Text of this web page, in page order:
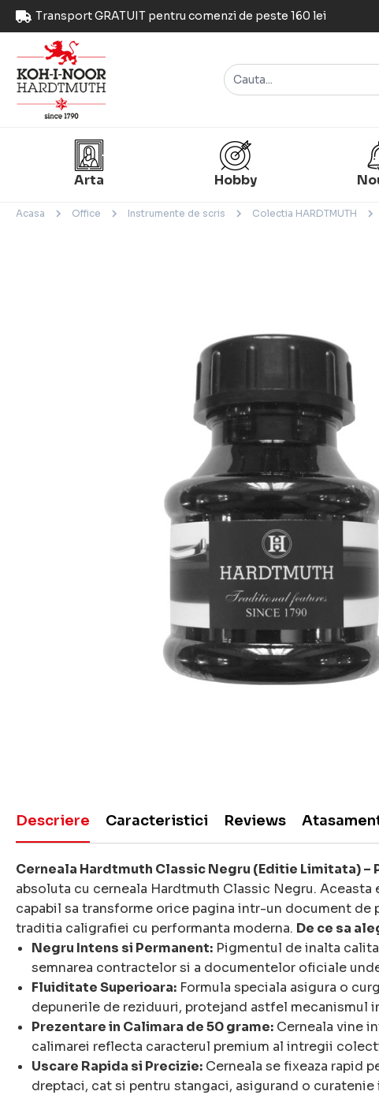
Transport GRATUIT pentru comenzi de peste 160 lei
Arta Hobby
Acasa Office Instrumente de scris Colectia HARDTMUTH
Descriere Caracteristici Reviews
Cerneala Hardtmuth Classic Negru (Editie Limitata)
absoluta cu cerneala Hardtmuth Classic Negru.
capabil sa transforme orice pagina intr-un document de
traditia caligrafiei cu performanta moderna. De ce sa
Negru Intens si Permanent: Pigmentul de inalta
semnarea contractelor si a documentelor oficiale
Fluiditate Superioara: Formula speciala asigura o
depunerile de reziduuri, protejand astfel mecanismul
Prezentare in Calimara de 50 grame: Cerneala vine
calimarei reflecta caracterul premium al intregii
Uscare Rapida si Precizie: Cerneala se fixeaza rapid
dreptaci, cat si pentru stangaci, asigurand o curatenie